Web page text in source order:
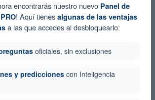
encontrarás nuestro nuevo Panel de
! Aquí tienes algunas de las ventajas
a las que accedes al desbloquearlo:
oficiales, sin exclusiones
y predicciones con Inteligencia